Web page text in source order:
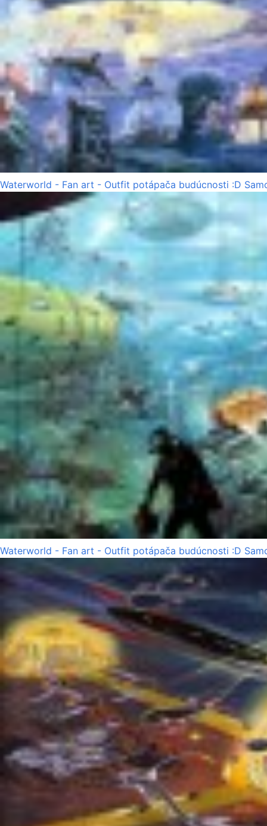
Waterworld - Fan art - Outfit potápača budúcnosti :D
Waterworld - Fan art - Outfit potápača budúcnosti :D